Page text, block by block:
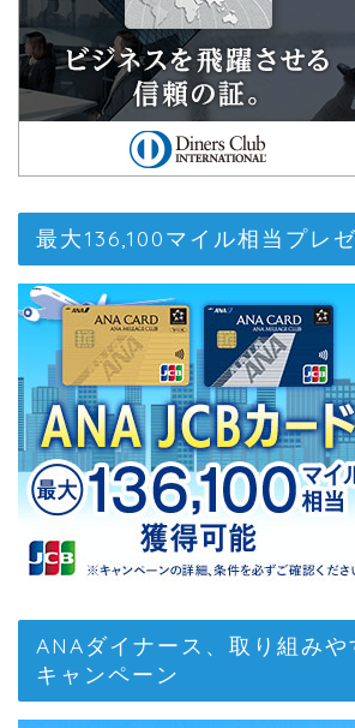
最大136,100マイル相当プレゼ
ANAダイナース、取り組み
キャンペーン